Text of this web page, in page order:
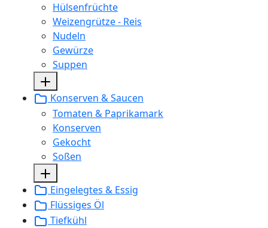
Hülsenfrüchte
Weizengrütze - Reis
Nudeln
Gewürze
Suppen
Konserven & Saucen
Tomaten & Paprikamark
Konserven
Gekocht
Soßen
Eingelegtes & Essig
Flüssiges Öl
Tiefkühl